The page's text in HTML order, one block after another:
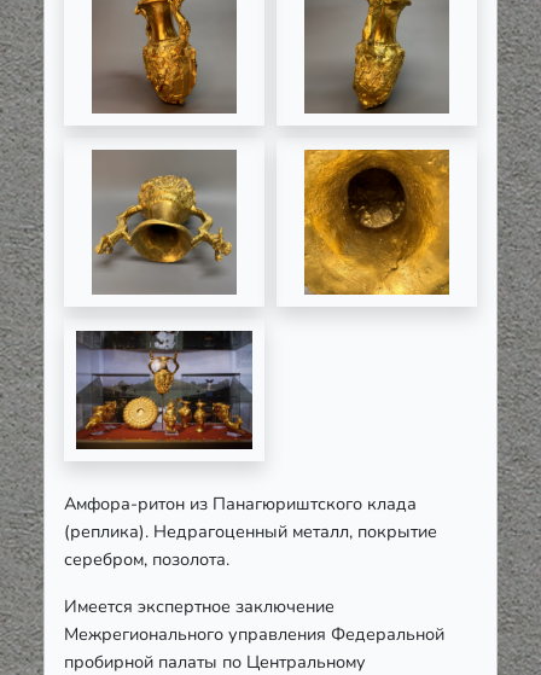
Амфора-ритон из Панагюриштского клада
(реплика). Недрагоценный металл, покрытие
серебром, позолота.
Имеется экспертное заключение
Межрегионального управления Федеральной
пробирной палаты по Центральному